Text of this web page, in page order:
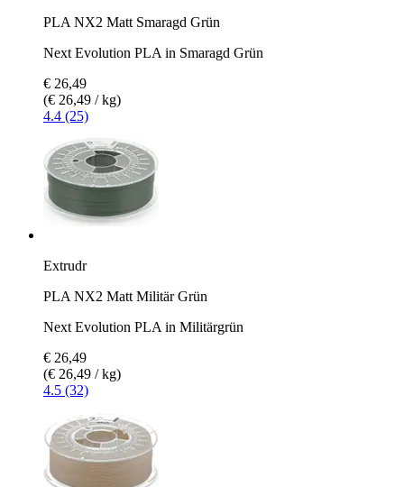
PLA NX2 Matt Smaragd Grün
Next Evolution PLA in Smaragd Grün
€ 26,49
(€ 26,49 / kg)
4.4 (25)
Extrudr
PLA NX2 Matt Militär Grün
Next Evolution PLA in Militärgrün
€ 26,49
(€ 26,49 / kg)
4.5 (32)